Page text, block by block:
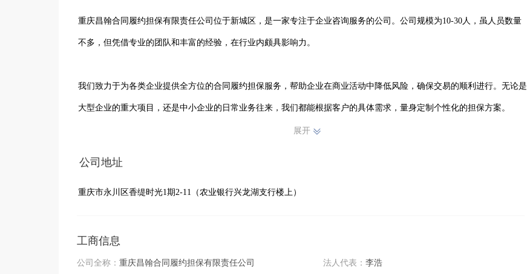
重庆昌翰合同履约担保有限责任公司位于新城区，是一家专注于企业咨询服务的公司。公司规模为10-30人，虽人员数量
不多，但凭借专业的团队和丰富的经验，在行业内颇具影响力。
我们致力于为各类企业提供全方位的合同履约担保服务，帮助企业在商业活动中降低风险，确保交易的顺利进行。无论是
大型企业的重大项目，还是中小企业的日常业务往来，我们都能根据客户的具体需求，量身定制个性化的担保方案。
展。
展开
公司地址
重庆市永川区香缇时光1期2-11（农业银行兴龙湖支行楼上）
工商信息
公司全称： 重庆昌翰合同履约担保有限责任公司
法人代表： 李浩